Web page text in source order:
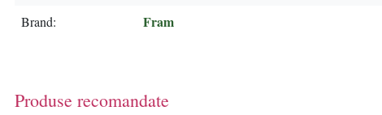
Brand Fram
Produse recomandate